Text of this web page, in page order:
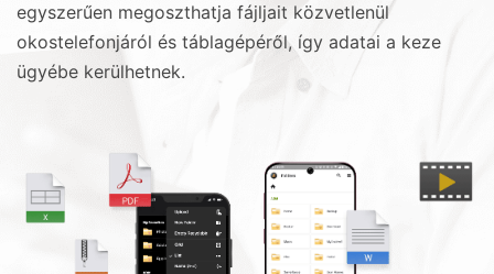
egyszerűen megoszthatja fájljait közvetlenül
okostelefonjáról és táblagépéről, így adatai a keze
ügyébe kerülhetnek.